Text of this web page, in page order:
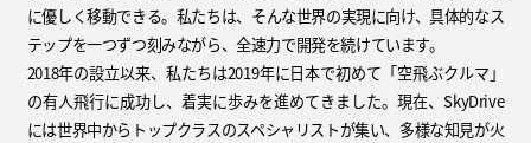
に優しく移動できる。私たちは、そんな世界の実現に向け、具体的なス
テップを一つずつ刻みながら、全速力で開発を続けています。
2018年の設立以来、私たちは2019年に日本で初めて「空飛ぶクルマ」
の有人飛行に成功し、着実に歩みを進めてきました。現在、SkyDrive
には世界中からトップクラスのスペシャリストが集い、多様な知見が火